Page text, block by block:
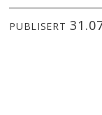
PUBLISERT